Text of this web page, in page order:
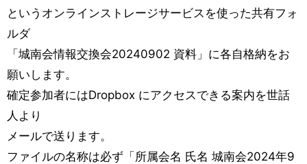
というオンラインストレージサービスを使った共有フォ
ルダ
「城南会情報交換会20240902 資料」に各自格納をお
願いします。
確定参加者にはDropbox にアクセスできる案内を世話
人より
メールで送ります。
ファイルの名称は必ず「所属会名 氏名 城南会2024年9